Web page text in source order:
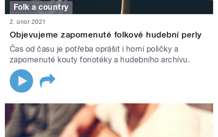
Folk a country
2. únor 2021
Objevujeme zapomenuté folkové hudební perly
Čas od času je potřeba oprášit i horní poličky a
zapomenuté kouty fonotéky a hudebního archívu.